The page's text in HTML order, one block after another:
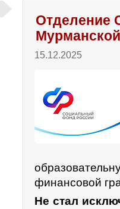
Отделение
15.12.2025
финансовой
Не стал